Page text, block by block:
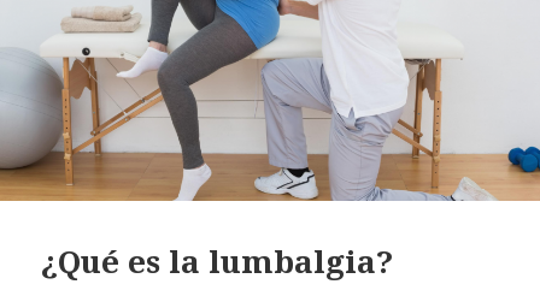
¿Qué es la lumbalgia?